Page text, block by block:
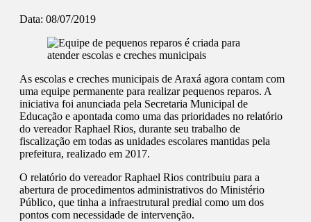
Data: 08/07/2019
As escolas e creches municipais de Araxá agora contam com
uma equipe permanente para realizar pequenos reparos. A
iniciativa foi anunciada pela Secretaria Municipal de
Educação e apontada como uma das prioridades no relatório
do vereador Raphael Rios, durante seu trabalho de
fiscalização em todas as unidades escolares mantidas pela
prefeitura, realizado em 2017.
O relatório do vereador Raphael Rios contribuiu para a
abertura de procedimentos administrativos do Ministério
Público, que tinha a infraestrutural predial como um dos
pontos com necessidade de intervenção.